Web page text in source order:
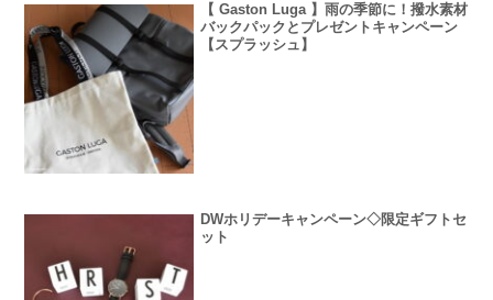
【 Gaston Luga 】雨の季節に！撥水素材
バックパックとプレゼントキャンペーン
【スプラッシュ】
DWホリデーキャンペーン◇限定ギフトセ
ット